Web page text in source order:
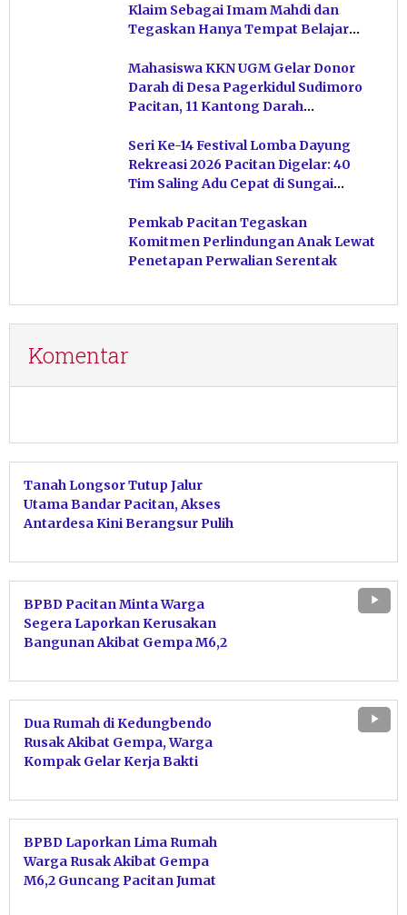
Klaim Sebagai Imam Mahdi dan
Tegaskan Hanya Tempat Belajar
Mahasiswa KKN UGM Gelar Donor
Darah di Desa Pagerkidul Sudimoro
Pacitan, 11 Kantong Darah
Seri Ke-14 Festival Lomba Dayung
Rekreasi 2026 Pacitan Digelar: 40
Tim Saling Adu Cepat di Sungai
Pemkab Pacitan Tegaskan
Komitmen Perlindungan Anak Lewat
Penetapan Perwalian Serentak
Komentar
Tanah Longsor Tutup Jalur
Utama Bandar Pacitan, Akses
Antardesa Kini Berangsur Pulih
BPBD Pacitan Minta Warga
Segera Laporkan Kerusakan
Bangunan Akibat Gempa M6,2
Dua Rumah di Kedungbendo
Rusak Akibat Gempa, Warga
Kompak Gelar Kerja Bakti
BPBD Laporkan Lima Rumah
Warga Rusak Akibat Gempa
M6,2 Guncang Pacitan Jumat